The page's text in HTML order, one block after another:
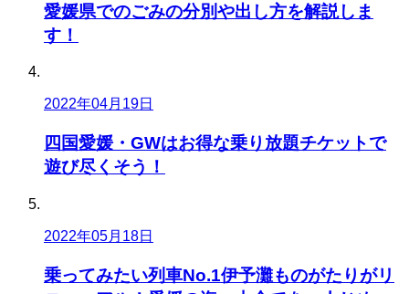
愛媛県でのごみの分別や出し方を解説しま
す！
2022年04月19日
四国愛媛・GWはお得な乗り放題チケットで
遊び尽くそう！
2022年05月18日
乗ってみたい列車No.1伊予灘ものがたりがリ